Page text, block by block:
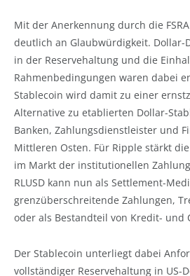
Mit der Anerkennung durch die
deutlich an Glaubwürdigkeit. Dollar-
in der Reservehaltung und die
Rahmenbedingungen waren dabei
Stablecoin wird damit zu einer
Alternative zu etablierten Dollar-
Banken, Zahlungsdienstleister und
Mittleren Osten. Für Ripple stärkt
im Markt der institutionellen
RLUSD kann nun als Settlement-
grenzüberschreitende Zahlungen,
oder als Bestandteil von Kredit- und
Der Stablecoin unterliegt dabei
vollständiger Reservehaltung in US-